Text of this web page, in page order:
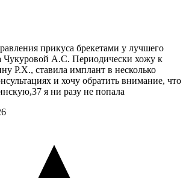
прикуса брекетами у лучшего
Чукуровой А.С. Периодически хожу к
Р.Х., ставила имплант в несколько
и хочу обратить внимание, что
я ни разу не попала